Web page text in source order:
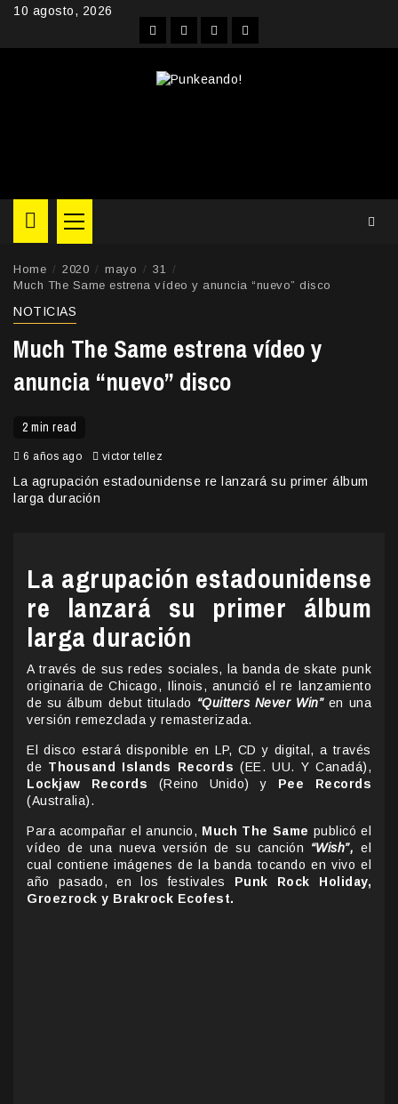
Skip10 agosto, 2026
FacebookInstagram
YouTubeTwitter
Primary
Menu
Home 2020 mayo
31
Much The Same estrena vídeo y anuncia “nuevo” disco
NOTICIAS
Much The Same estrena vídeo y
anuncia “nuevo” disco
2 min read
6 años ago victor tellez
La agrupación estadounidense re lanzará su primer álbum
larga duración
La agrupación estadounidense
re lanzará su primer álbum
larga duración
A través de sus redes sociales, la banda de skate punk
originaria de Chicago, Ilinois, anunció el re lanzamiento
de su álbum debut titulado “Quitters Never Win”en una
versión remezclada y remasterizada.
El disco estará disponible en LP, CD y digital, a través
de Thousand Islands Records (EE. UU. Y Canadá),
Lockjaw Records (Reino Unido) y Pee Records
(Australia).
Para acompañar el anuncio, Much The Same publicó el
vídeo de una nueva versión de su canción “Wish”, el
cual contiene imágenes de la banda tocando en vivo el
año pasado, en los festivales Punk Rock Holiday,
Groezrock y Brakrock Ecofest.